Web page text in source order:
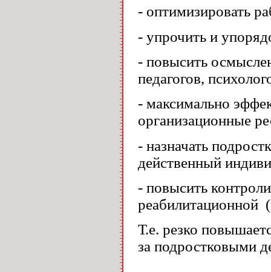
- оптимизировать
- упрочить и
- повысить
педагогов,
- максимально
организационные
- назначать
действенный
- повысить
реабилитационной
Т.е. резко
за подростковыми